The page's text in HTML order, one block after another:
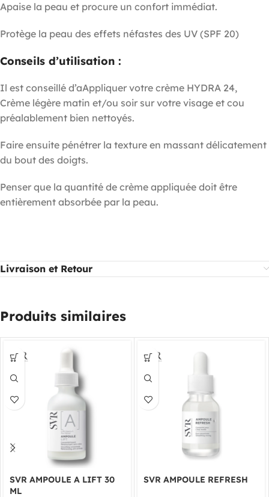
Apaise la peau et procure un confort immédiat.
Protège la peau des effets néfastes des UV (SPF 20)
Conseils d’utilisation :
Il est conseillé d’aAppliquer votre crème HYDRA 24,
Crème légère matin et/ou soir sur votre visage et cou
préalablement bien nettoyés.
Faire ensuite pénétrer la texture en massant délicatement
du bout des doigts.
Penser que la quantité de crème appliquée doit être
entièrement absorbée par la peau.
Livraison et Retour
Produits similaires
SVR AMPOULE A LIFT 30
ML
SVR AMPOULE REFRESH